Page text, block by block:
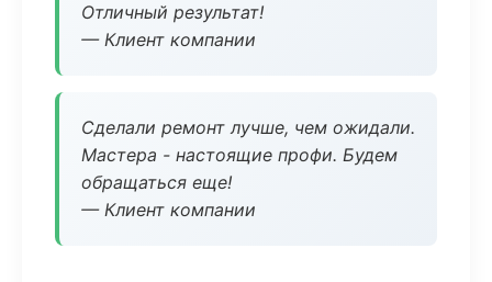
Отличный результат!
— Клиент компании
Сделали ремонт лучше, чем ожидали.
Мастера - настоящие профи. Будем
обращаться еще!
— Клиент компании